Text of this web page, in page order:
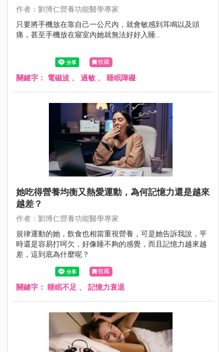
作者：劉博仁營養功能醫學專家
只要將手機放在靠自己一公尺內，就會敏感到耳鳴以及頭
痛，甚至手機放在寢室內她就無法好好入睡...
收藏
關鍵字： 電磁波 、 過敏 、 睡眠障礙
她吃得營養均衡又熱愛運動，為何記憶力還是越來
越差？
作者：劉博仁營養功能醫學專家
規律運動的她，飲食也相當重視營養，可是她告訴我說，平
時還是容易打呵欠，好像睡不夠的感覺，而且記憶力越來越
差，這到底為什麼呢？
收藏
關鍵字： 睡眠不足 、 記憶力衰退